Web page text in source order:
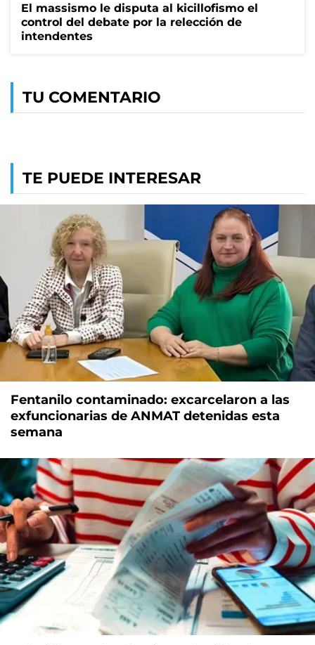
El massismo le disputa al kicillofismo el
control del debate por la relección de
intendentes
TU COMENTARIO
TE PUEDE INTERESAR
Fentanilo contaminado: excarcelaron a las
exfuncionarias de ANMAT detenidas esta
semana